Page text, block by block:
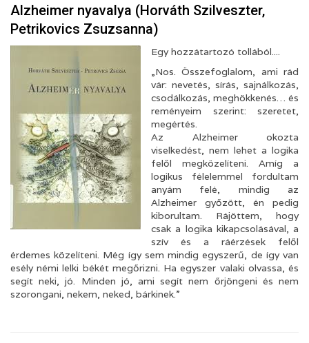
Alzheimer nyavalya (Horváth Szilveszter,
Petrikovics Zsuzsanna)
Egy hozzátartozó tollából....
„Nos. Összefoglalom, ami rád
vár: nevetés, sírás, sajnálkozás,
csodálkozás, meghökkenés… és
reményeim szerint: szeretet,
megértés.
Az Alzheimer okozta
viselkedést, nem lehet a logika
felől megközelíteni. Amíg a
logikus félelemmel fordultam
anyám felé, mindig az
Alzheimer győzött, én pedig
kiborultam. Rájöttem, hogy
csak a logika kikapcsolásával, a
szív és a ráérzések felől
érdemes közelíteni. Még így sem mindig egyszerű, de így van
esély némi lelki békét megőrizni. Ha egyszer valaki olvassa, és
segít neki, jó. Minden jó, ami segít nem őrjöngeni és nem
szorongani, nekem, neked, bárkinek.”